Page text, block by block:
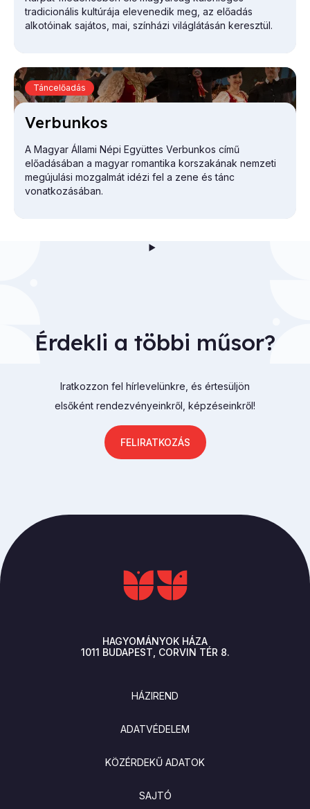
tradicionális kultúrája elevenedik meg, az előadás
alkotóinak sajátos, mai, színházi világlátásán keresztül.
Ver­bun­kos
A Magyar Állami Népi Együttes Verbunkos című
előadásában a magyar romantika korszakának nemzeti
megújulási mozgalmát idézi fel a zene és tánc
vonatkozásában.
Táncelőadás
Érdekli a többi műsor?
Iratkozzon fel hírlevelünkre, és értesüljön
elsőként rendezvényeinkről, képzéseinkről!
FELIRATKOZÁS
HAGYOMÁNYOK HÁZA
1011 BUDAPEST CORVIN TÉR 8.
HÁZIREND
ADATVÉDELEM
KÖZÉRDEKŰ ADATOK
SAJTÓ